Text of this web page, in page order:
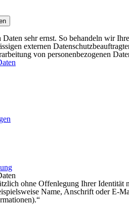
sehr ernst. So behandeln wir
externen
von personenbezogenen
ohne Offenlegung Ihrer
Name, Anschrift oder